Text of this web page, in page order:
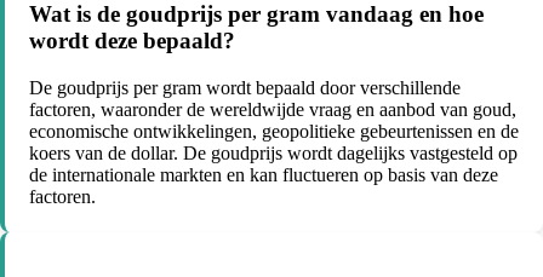
Wat is de goudprijs per gram vandaag en hoe
wordt deze bepaald?
De goudprijs per gram wordt bepaald door verschillende
factoren, waaronder de wereldwijde vraag en aanbod van goud,
economische ontwikkelingen, geopolitieke gebeurtenissen en de
koers van de dollar. De goudprijs wordt dagelijks vastgesteld op
de internationale markten en kan fluctueren op basis van deze
factoren.